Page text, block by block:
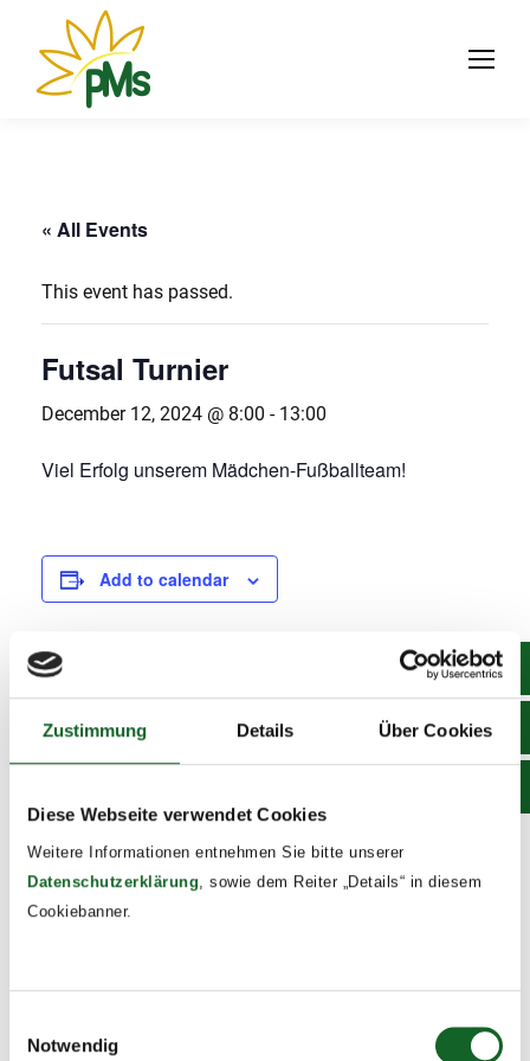
Zustimmung Details Über Cookies
Diese Webseite verwendet Cookies
Weitere Informationen entnehmen Sie bitte unserer
Datenschutzerklärung, sowie dem Reiter „Details“ in diesem
Cookiebanner.
Notwendig
« All Events
This event has passed.
Futsal Turnier
December 12, 2024 @ 8:00 - 13:00
Viel Erfolg unserem Mädchen-Fußballteam!
Add to calendar
Date:
December 12, 2024
Time:
8:00 - 13:00
Event Tags:
2024/25